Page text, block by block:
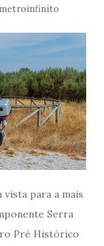
para a mais
Serra
Pré Histórico